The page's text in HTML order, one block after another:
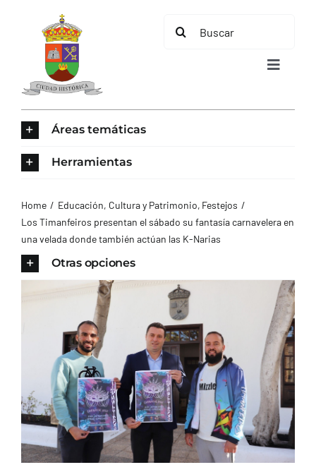
contenido
Buscar:
Toggle
AYUNTAMIENTO
CONTACTO
Áreas temáticas
Herramientas
Home Educación, Cultura y Patrimonio Festejos
Los Timanfeiros presentan el sábado su fantasía carnavelera en
una velada donde también actúan las K-Narias
Otras opciones